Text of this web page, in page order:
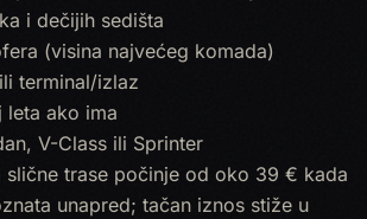
i dečijih sedišta
(visina najvećeg komada)
terminal/izlaz
leta ako ima
V-Class ili Sprinter
slične trase počinje od oko 39 € kada
unapred; tačan iznos stiže u